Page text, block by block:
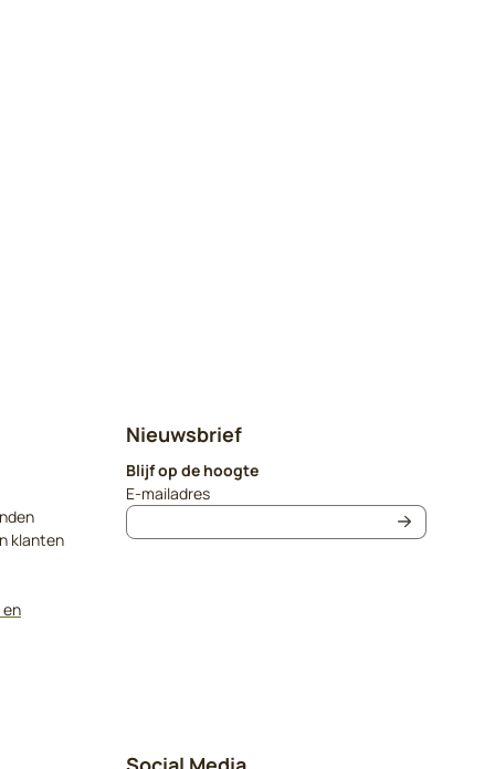
klanten
Nieuwsbrief
Blijf op de hoogte
E-mailadresVul je e-mailadres in voor de nieuwsbrief